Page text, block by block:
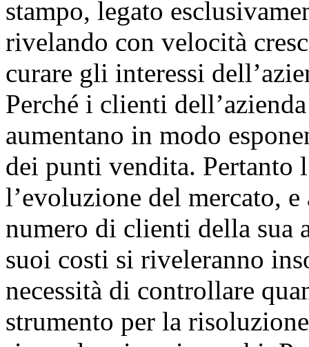
stampo, legato
rivelando con velocità
curare gli interessi
Perché i clienti
aumentano in modo
dei punti vendita. Pertanto
l’evoluzione del mercato,
numero di clienti della sua
suoi costi si riveleranno
necessità di controllare
strumento per la